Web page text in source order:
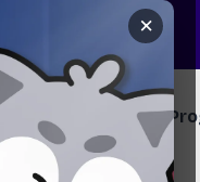
×
Kompetisi